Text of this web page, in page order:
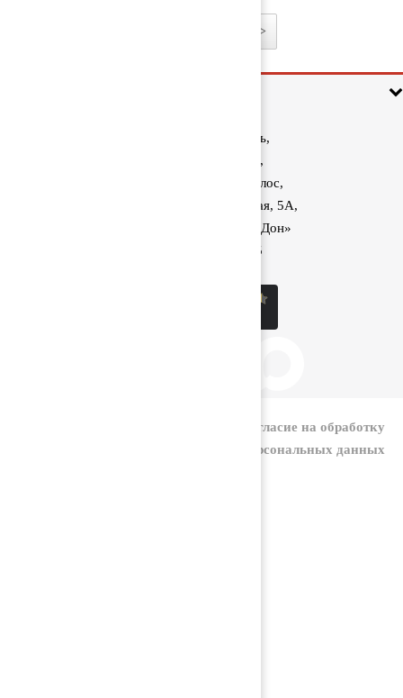
>
Ростовская область,
Аксайский район,
поселок Красный Колос,
улица Производственная, 5А,
1040 км трассы М-4 «Дон»
8 (800) 222-60-05
Согласие на обработку
персональных данных